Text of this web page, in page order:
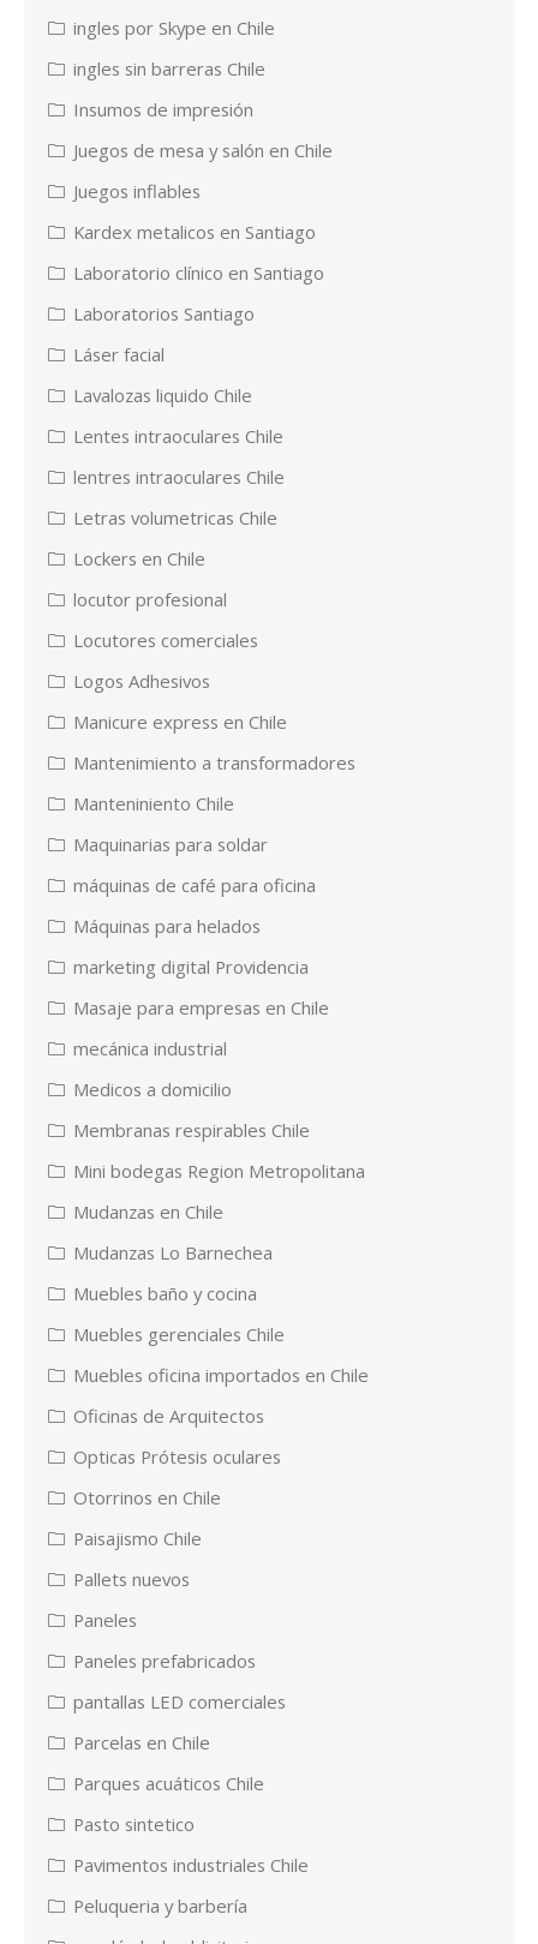
ingles por Skype en Chile
ingles sin barreras Chile
Insumos de impresión
Juegos de mesa y salón en Chile
Juegos inflables
Kardex metalicos en Santiago
Laboratorio clínico en Santiago
Laboratorios Santiago
Láser facial
Lavalozas liquido Chile
Lentes intraoculares Chile
lentres intraoculares Chile
Letras volumetricas Chile
Lockers en Chile
locutor profesional
Locutores comerciales
Logos Adhesivos
Manicure express en Chile
Mantenimiento a transformadores
Manteniniento Chile
Maquinarias para soldar
máquinas de café para oficina
Máquinas para helados
marketing digital Providencia
Masaje para empresas en Chile
mecánica industrial
Medicos a domicilio
Membranas respirables Chile
Mini bodegas Region Metropolitana
Mudanzas en Chile
Mudanzas Lo Barnechea
Muebles baño y cocina
Muebles gerenciales Chile
Muebles oficina importados en Chile
Oficinas de Arquitectos
Opticas Prótesis oculares
Otorrinos en Chile
Paisajismo Chile
Pallets nuevos
Paneles
Paneles prefabricados
pantallas LED comerciales
Parcelas en Chile
Parques acuáticos Chile
Pasto sintetico
Pavimentos industriales Chile
Peluqueria y barbería